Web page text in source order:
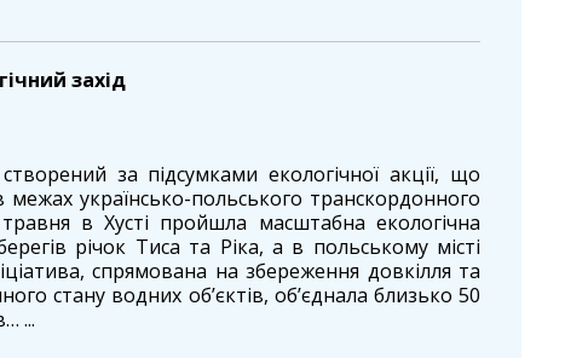
захід
за підсумками екологічної акції, що
межах українсько-польського транскордонного
в Хусті пройшла масштабна екологічна
річок Тиса та Ріка, а в польському місті
спрямована на збереження довкілля та
стану водних об’єктів, об’єднала близько 50
...